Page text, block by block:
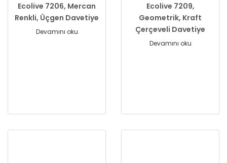
Ecolive 7206, Mercan
Renkli, Üçgen Davetiye
Devamını oku
Ecolive 7209,
Geometrik, Kraft
Çerçeveli Davetiye
Devamını oku